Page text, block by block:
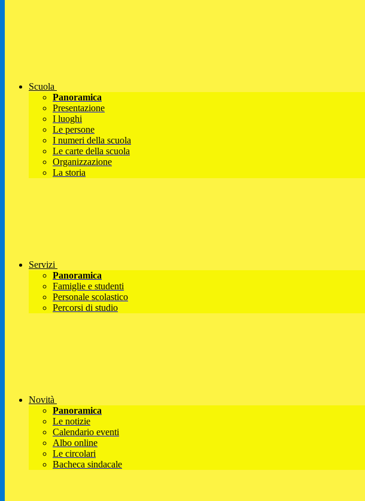
Scuola
Panoramica
Presentazione
I luoghi
Le persone
I numeri della scuola
Le carte della scuola
Organizzazione
La storia
Servizi
Panoramica
Famiglie e studenti
Personale scolastico
Percorsi di studio
Novità
Panoramica
Le notizie
Calendario eventi
Albo online
Le circolari
Bacheca sindacale